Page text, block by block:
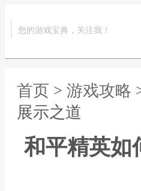
您的游戏宝典，关注我！
首页 > 游戏攻略
展示之道
和平精英如